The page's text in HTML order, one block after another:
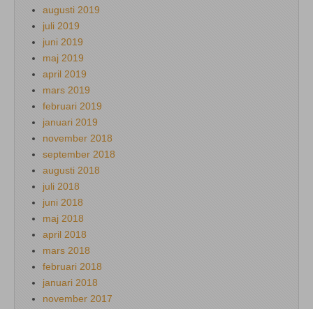
augusti 2019
juli 2019
juni 2019
maj 2019
april 2019
mars 2019
februari 2019
januari 2019
november 2018
september 2018
augusti 2018
juli 2018
juni 2018
maj 2018
april 2018
mars 2018
februari 2018
januari 2018
november 2017